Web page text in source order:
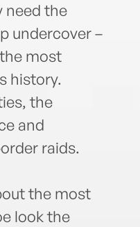
need the
undercover –
most
history.
the
and
raids.
the most
look the